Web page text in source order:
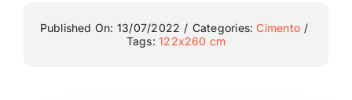
Published On: 13/07/2022 / Categories:Cimento /
Tags:122x260 cm